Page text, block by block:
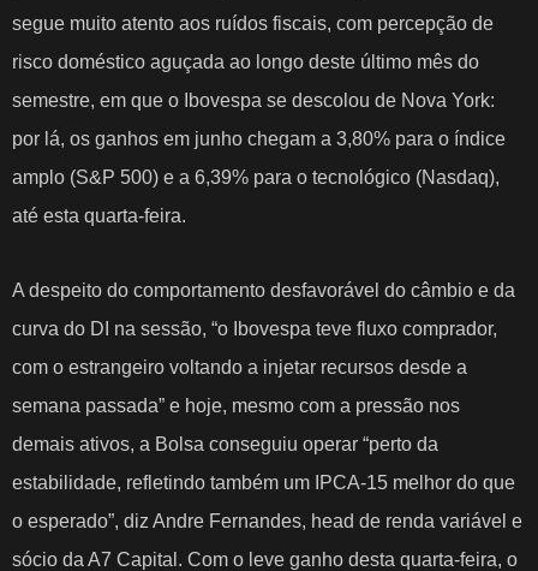
segue muito atento aos ruídos fiscais, com percepção de
risco doméstico aguçada ao longo deste último mês do
semestre, em que o Ibovespa se descolou de Nova York:
por lá, os ganhos em junho chegam a 3,80% para o índice
amplo (S&P 500) e a 6,39% para o tecnológico (Nasdaq),
até esta quarta-feira.
A despeito do comportamento desfavorável do câmbio e da
curva do DI na sessão, “o Ibovespa teve fluxo comprador,
com o estrangeiro voltando a injetar recursos desde a
semana passada” e hoje, mesmo com a pressão nos
demais ativos, a Bolsa conseguiu operar “perto da
estabilidade, refletindo também um IPCA-15 melhor do que
o esperado”, diz Andre Fernandes, head de renda variável e
sócio da A7 Capital. Com o leve ganho desta quarta-feira, o